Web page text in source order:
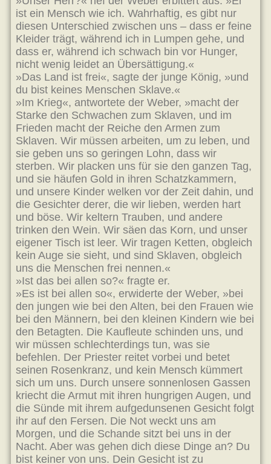
ist ein Mensch wie ich. Wahrhaftig, es gibt nur
diesen Unterschied zwischen uns – dass er feine
Kleider trägt, während ich in Lumpen gehe, und
dass er, während ich schwach bin vor Hunger,
nicht wenig leidet an Übersättigung.«
»Das Land ist frei«, sagte der junge König, »und
du bist keines Menschen Sklave.«
»Im Krieg«, antwortete der Weber, »macht der
Starke den Schwachen zum Sklaven, und im
Frieden macht der Reiche den Armen zum
Sklaven. Wir müssen arbeiten, um zu leben, und
sie geben uns so geringen Lohn, dass wir
sterben. Wir placken uns für sie den ganzen Tag,
und sie häufen Gold in ihren Schatzkammern,
und unsere Kinder welken vor der Zeit dahin, und
die Gesichter derer, die wir lieben, werden hart
und böse. Wir keltern Trauben, und andere
trinken den Wein. Wir säen das Korn, und unser
eigener Tisch ist leer. Wir tragen Ketten, obgleich
kein Auge sie sieht, und sind Sklaven, obgleich
uns die Menschen frei nennen.«
»Ist das bei allen so?« fragte er.
»Es ist bei allen so«, erwiderte der Weber, »bei
den jungen wie bei den Alten, bei den Frauen wie
bei den Männern, bei den kleinen Kindern wie bei
den Betagten. Die Kaufleute schinden uns, und
wir müssen schlechterdings tun, was sie
befehlen. Der Priester reitet vorbei und betet
seinen Rosenkranz, und kein Mensch kümmert
sich um uns. Durch unsere sonnenlosen Gassen
kriecht die Armut mit ihren hungrigen Augen, und
die Sünde mit ihrem aufgedunsenen Gesicht folgt
ihr auf den Fersen. Die Not weckt uns am
Morgen, und die Schande sitzt bei uns in der
Nacht. Aber was gehen dich diese Dinge an? Du
bist keiner von uns. Dein Gesicht ist zu